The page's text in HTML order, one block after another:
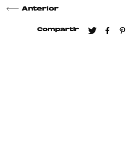
Anterior
Compartir